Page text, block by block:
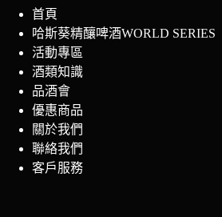
首頁
哈斯葵精釀啤酒WORLD SERIES
活動專區
酒類知識
品酒會
優惠商品
關於我們
聯絡我們
客戶服務